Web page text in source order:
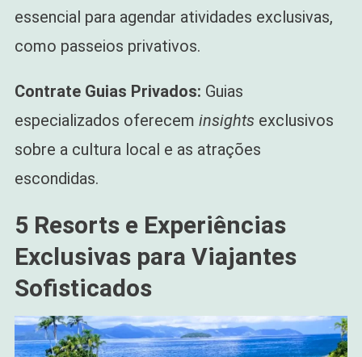
essencial para agendar atividades exclusivas,
como passeios privativos.
Contrate Guias Privados: Guias
especializados oferecem insights exclusivos
sobre a cultura local e as atrações
escondidas.
5 Resorts e Experiências
Exclusivas para Viajantes
Sofisticados